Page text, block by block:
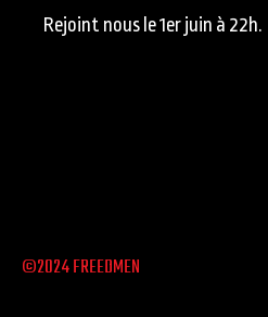
Rejoint nous le 1er juin à 22h.
©2024 FREEDMEN